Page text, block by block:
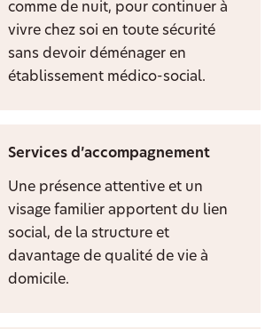
comme de nuit, pour continuer à
vivre chez soi en toute sécurité
sans devoir déménager en
établissement médico-social.
Services d’accompagnement
Une présence attentive et un
visage familier apportent du lien
social, de la structure et
davantage de qualité de vie à
domicile.